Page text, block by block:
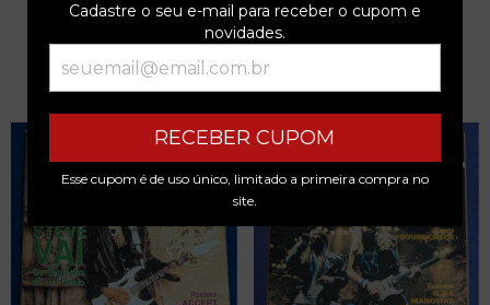
Cadastre o seu e-mail para receber o cupom e
novidades.
RECEBER CUPOM
Esse cupom é de uso único, limitado a primeira compra no
site.
PRODUTOS SIMILARES